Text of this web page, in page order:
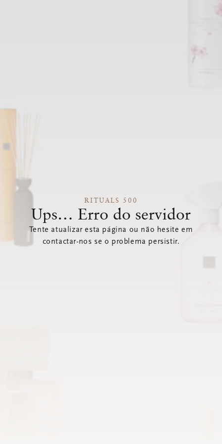
RITUALS 500
Ups… Erro do servidor
Tente atualizar esta página ou não hesite em
contactar-nos se o problema persistir.